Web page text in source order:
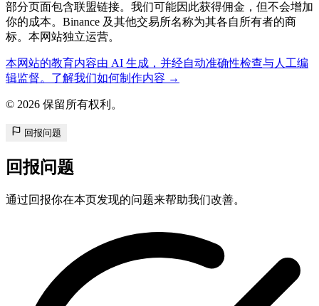
部分页面包含联盟链接。我们可能因此获得佣金，但不会增加
你的成本。Binance 及其他交易所名称为其各自所有者的商
标。本网站独立运营。
本网站的教育内容由 AI 生成，并经自动准确性检查与人工编
辑监督。了解我们如何制作内容 →
© 2026 保留所有权利。
回报问题
回报问题
通过回报你在本页发现的问题来帮助我们改善。